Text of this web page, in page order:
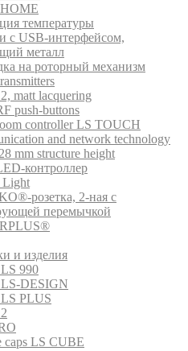
температуры
с USB-интерфейсом,
металл
на роторный механизм
matt lacquering
push-buttons
controller LS TOUCH
and network technology
mm structure height
контроллер
Light
розетка, 2-ная с
перемычкой
и изделия
990
DESIGN
PLUS
caps LS CUBE